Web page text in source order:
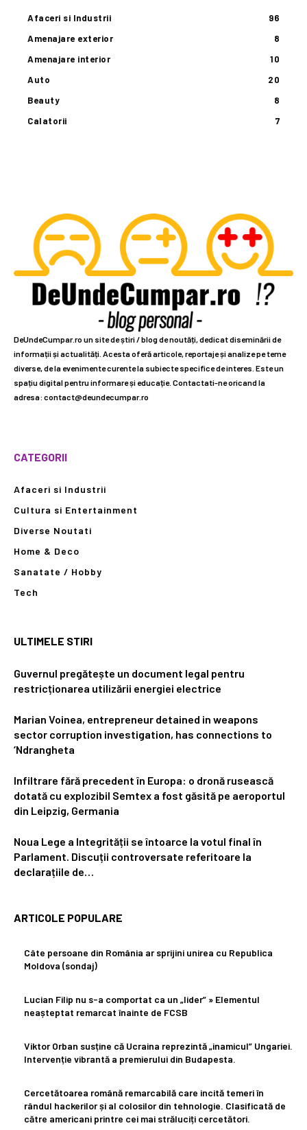
Afaceri si Industrii
96
Amenajare exterior
8
Amenajare interior
10
Auto
20
Beauty
8
Calatorii
7
DeUndeCumpar.ro un site de știri / blog de noutăți, dedicat diseminării de
informații și actualități. Acesta oferă articole, reportaje și analize pe teme
diverse, de la evenimente curente la subiecte specifice de interes. Este un
spațiu digital pentru informare și educație. Contactati-ne oricand la
adresa: contact@deundecumpar.ro
CATEGORII
Afaceri si Industrii
Cultura si Entertainment
Diverse Noutati
Home & Deco
Sanatate / Hobby
Tech
ULTIMELE STIRI
Guvernul pregătește un document legal pentru
restricționarea utilizării energiei electrice
Marian Voinea, entrepreneur detained in weapons
sector corruption investigation, has connections to
‘Ndrangheta
Infiltrare fără precedent în Europa: o dronă rusească
dotată cu explozibil Semtex a fost găsită pe aeroportul
din Leipzig, Germania
Noua Lege a Integrității se întoarce la votul final în
Parlament. Discuții controversate referitoare la
declarațiile de…
ARTICOLE POPULARE
Câte persoane din România ar sprijini unirea cu Republica
Moldova (sondaj)
Lucian Filip nu s-a comportat ca un „lider” » Elementul
neașteptat remarcat înainte de FCSB
Viktor Orban susține că Ucraina reprezintă „inamicul” Ungariei.
Intervenție vibrantă a premierului din Budapesta.
Cercetătoarea română remarcabilă care incită temeri în
rândul hackerilor și al colosilor din tehnologie. Clasificată de
către americani printre cei mai străluciți cercetători.